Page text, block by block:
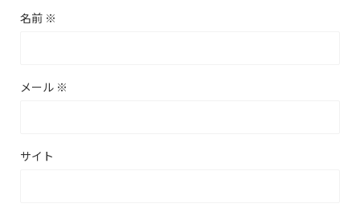
名前 ※
メール ※
サイト